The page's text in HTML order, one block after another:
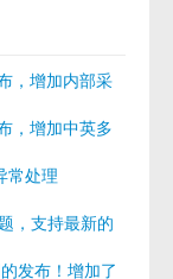
，增加内部采
，增加中英多
常处理
，支持最新的
发布！增加了